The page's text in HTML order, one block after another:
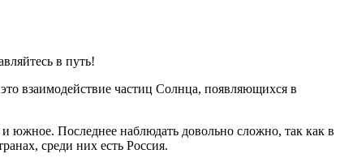
в путь!
взаимодействие частиц Солнца, появляющихся в
южное. Последнее наблюдать довольно сложно, так как в
среди них есть Россия.